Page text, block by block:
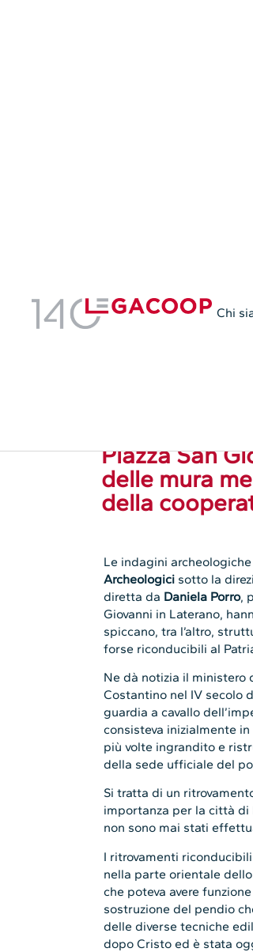
Piazza San
delle mura
della
Le indagini
Archeologici sotto la
diretta da Daniela Porro,
Giovanni in Laterano,
spiccano, tra l’altro,
forse riconducibili al
Ne dà notizia il ministero
Costantino nel IV secolo
guardia a cavallo
consisteva inizialmente
più volte ingrandito e
della sede ufficiale del
Si tratta di un
importanza per la città di
non sono mai stati
I ritrovamenti
nella parte orientale
che poteva avere
sostruzione del pendio
delle diverse tecniche
dopo Cristo ed è stata